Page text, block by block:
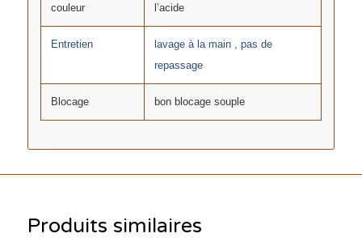
couleur
l’acide
Entretien
lavage à la main , pas de
repassage
Blocage bon blocage souple
Produits similaires